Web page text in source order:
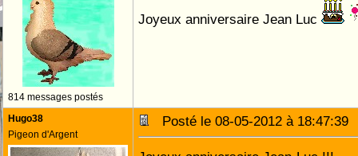
814 messages postés
Joyeux anniversaire Jean Luc
Hugo38
Pigeon d'Argent
Posté le 08-05-2012 à